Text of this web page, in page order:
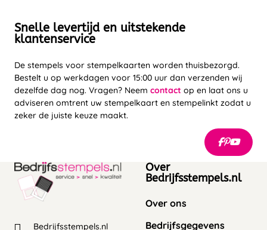
Snelle levertijd en uitstekende
klantenservice
De stempels voor stempelkaarten worden thuisbezorgd.
Bestelt u op werkdagen voor 15:00 uur dan verzenden wij
dezelfde dag nog. Vragen? Neem contact op en laat ons u
adviseren omtrent uw stempelkaart en stempelinkt zodat u
zeker de juiste keuze maakt.
Bedrijfsstempels.nl
Over
Bedrijfsstempels.nl
Over ons
Bedrijfsgegevens